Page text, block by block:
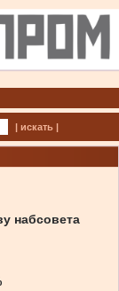
| искать |
набсовета